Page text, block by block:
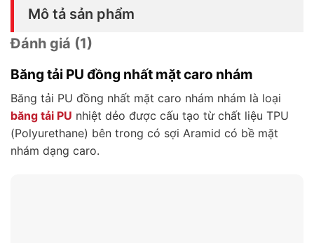
Mô tả sản phẩm
Đánh giá (1)
Băng tải PU đồng nhất mặt caro nhám
Băng tải PU đồng nhất mặt caro nhám nhám là loại
băng tải PU nhiệt dẻo được cấu tạo từ chất liệu TPU
(Polyurethane) bên trong có sợi Aramid có bề mặt
nhám dạng caro.